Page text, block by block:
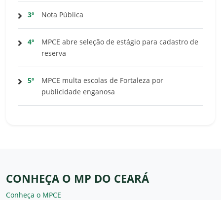
3º Nota Pública
4º
MPCE abre seleção de estágio para cadastro de
reserva
5º
MPCE multa escolas de Fortaleza por
publicidade enganosa
CONHEÇA O MP DO CEARÁ
Conheça o MPCE